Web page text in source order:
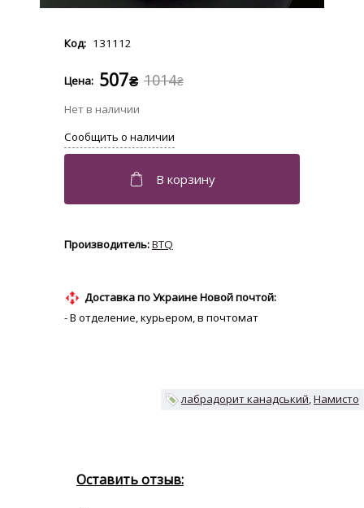
131112
1014₴
507₴
BTQ
Доставка по Украине Новой почтой:
- В отделение, курьером, в почтомат
лабрадорит канадський Намисто